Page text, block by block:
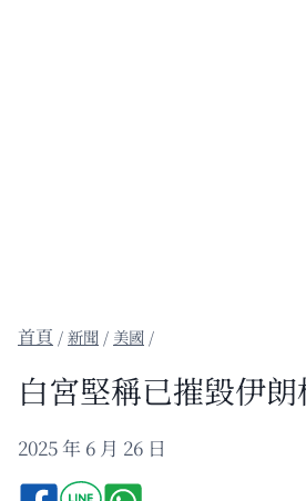
/新聞 / 美國 /
白宮堅稱已摧毀伊
2025 年 6 月 26 日